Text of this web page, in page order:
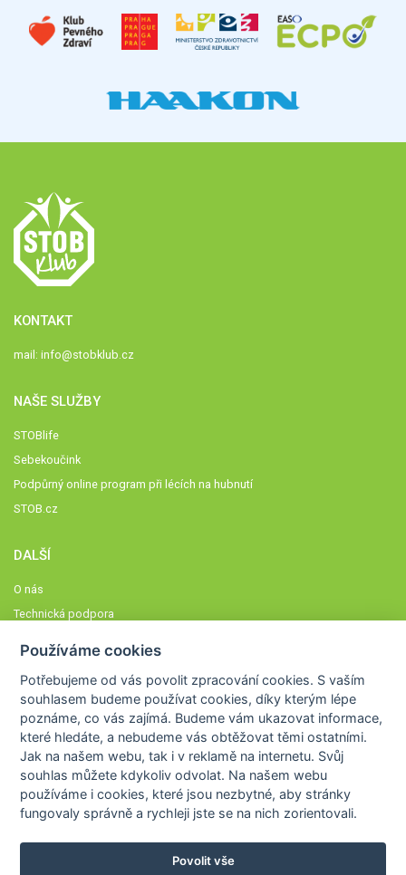
KONTAKT
mail: info@stobklub.cz
NAŠE SLUŽBY
STOBlife
Sebekoučink
Podpůrný online program při lécích na hubnutí
STOB.cz
DALŠÍ
O nás
Technická podpora
Členové STOBklubu
Zásady nakládání s osobními údaji
Otestujte se
Spočítejte si
Výzva 52
Používáme cookies
Potřebujeme od vás povolit zpracování cookies. S vaším
souhlasem budeme používat cookies, díky kterým lépe
poznáme,co vás zajímá. Budeme vám ukazovat informace,
které hledáte, a nebudeme vás obtěžovat těmi ostatními.
Jak na našem webu, tak i v reklamě na internetu. Svůj
souhlas můžete kdykoliv odvolat. Na našem webu
používáme i cookies, které jsou nezbytné, aby stránky
fungovaly správně a rychleji jste se na nich zorientovali.
Povolit vše